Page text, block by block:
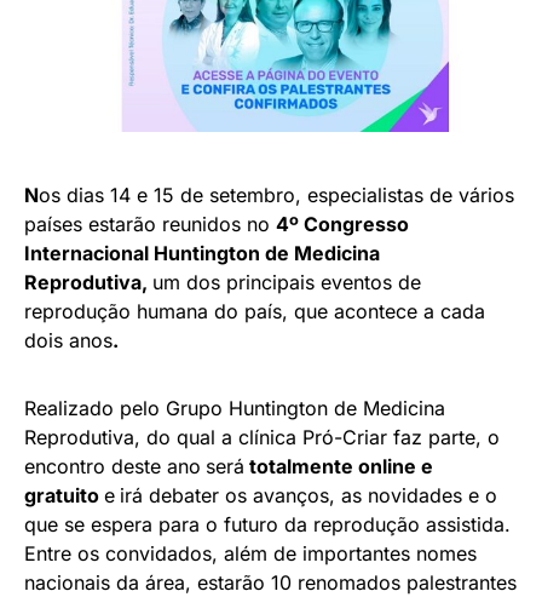
Nos dias 14 e 15 de setembro, especialistas de vários
países estarão reunidos no 4º Congresso
Internacional Huntington de Medicina
Reprodutiva, um dos principais eventos de
reprodução humana do país, que acontece a cada
dois anos.
Realizado pelo Grupo Huntington de Medicina
Reprodutiva, do qual a clínica Pró-Criar faz parte, o
encontro deste ano será totalmente online e
gratuito e irá debater os avanços, as novidades e o
que se espera para o futuro da reprodução assistida.
Entre os convidados, além de importantes nomes
nacionais da área, estarão 10 renomados palestrantes